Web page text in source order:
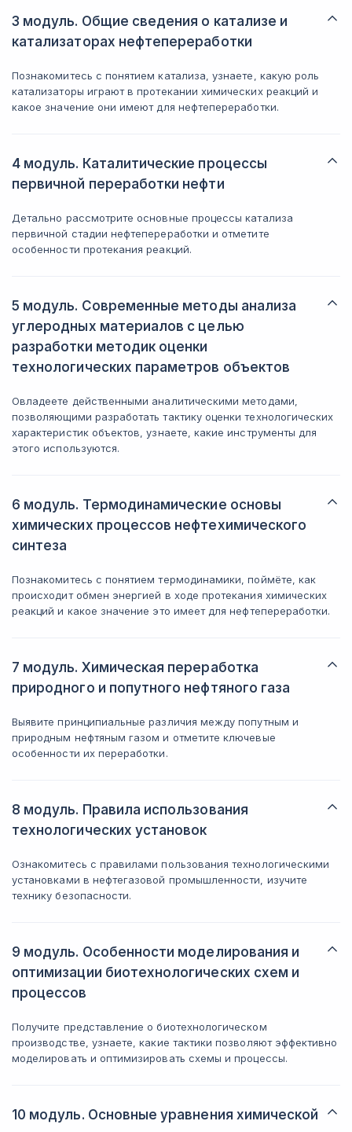
3 модуль. Общие сведения о катализе и
катализаторах нефтепереработки
Познакомитесь с понятием катализа, узнаете, какую роль
катализаторы играют в протекании химических реакций и
какое значение они имеют для нефтепереработки.
4 модуль. Каталитические процессы
первичной переработки нефти
Детально рассмотрите основные процессы катализа
первичной стадии нефтепереработки и отметите
особенности протекания реакций.
5 модуль. Современные методы анализа
углеродных материалов с целью
разработки методик оценки
технологических параметров объектов
Овладеете действенными аналитическими методами,
позволяющими разработать тактику оценки технологических
характеристик объектов, узнаете, какие инструменты для
этого используются.
6 модуль. Термодинамические основы
химических процессов нефтехимического
синтеза
Познакомитесь с понятием термодинамики, поймёте, как
происходит обмен энергией в ходе протекания химических
реакций и какое значение это имеет для нефтепереработки.
7 модуль. Химическая переработка
природного и попутного нефтяного газа
Выявите принципиальные различия между попутным и
природным нефтяным газом и отметите ключевые
особенности их переработки.
8 модуль. Правила использования
технологических установок
Ознакомитесь с правилами пользования технологическими
установками в нефтегазовой промышленности, изучите
технику безопасности.
9 модуль. Особенности моделирования и
оптимизации биотехнологических схем и
процессов
Получите представление о биотехнологическом
производстве, узнаете, какие тактики позволяют эффективно
моделировать и оптимизировать схемы и процессы.
10 модуль. Основные уравнения химической